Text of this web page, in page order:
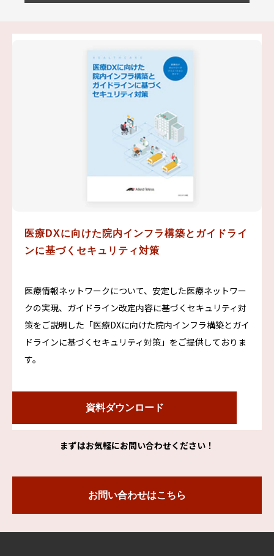
医療DXに向けた院内インフラ構築とガイドライ
ンに基づくセキュリティ対策
医療情報ネットワークについて、安定した医療ネットワー
クの実現、ガイドライン改定内容に基づくセキュリティ対
策をご説明した「医療DXに向けた院内インフラ構築とガイ
ドラインに基づくセキュリティ対策」をご提供しておりま
す。
資料ダウンロード
まずはお気軽にお問い合わせください！
お問い合わせはこちら